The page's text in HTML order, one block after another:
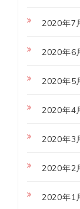
2020年7
2020年6
2020年5
2020年4
2020年3
2020年2
2020年1